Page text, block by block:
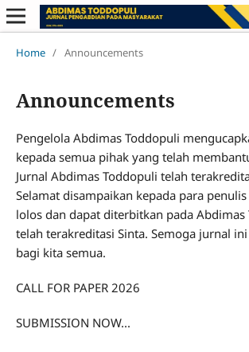
Home / Announcements
Announcements
Pengelola Abdimas Toddopuli
kepada semua pihak yang telah
Jurnal Abdimas Toddopuli telah
Selamat disampaikan kepada para
lolos dan dapat diterbitkan pada Abdimas
telah terakreditasi Sinta. Semoga jurnal
bagi kita semua.
CALL FOR PAPER 2026
SUBMISSION NOW...